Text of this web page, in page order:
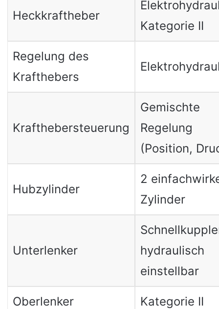
Heckkraftheber
Kategorie II
Regelung des
Krafthebers
Krafthebersteuerung
Gemischte
Regelung
(Position,
Hubzylinder
2
Zylinder
Unterlenker
hydraulisch
einstellbar
Oberlenker Kategorie II